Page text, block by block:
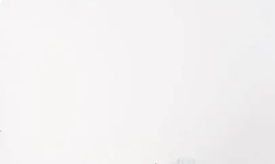
Sveiki! Taip, aš esu virtualus.